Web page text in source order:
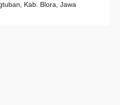
Kab. Blora, Jawa